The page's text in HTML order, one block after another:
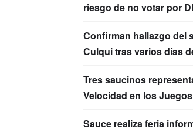
riesgo de no votar por
Confirman hallazgo del
Culqui tras varios días
Tres saucinos
Velocidad en los
Sauce realiza feria